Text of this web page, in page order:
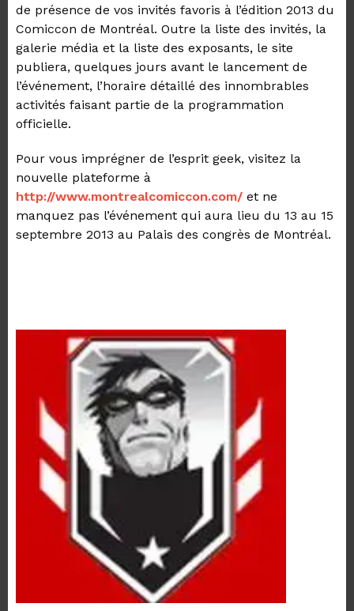
de présence de vos invités favoris à l’édition 2013 du
Comiccon de Montréal. Outre la liste des invités, la
galerie média et la liste des exposants, le site
publiera, quelques jours avant le lancement de
l’événement, l’horaire détaillé des innombrables
activités faisant partie de la programmation
officielle.
Pour vous imprégner de l’esprit geek, visitez la
nouvelle plateforme à
http://www.montrealcomiccon.com/ et ne
manquez pas l’événement qui aura lieu du 13 au 15
septembre 2013 au Palais des congrès de Montréal.